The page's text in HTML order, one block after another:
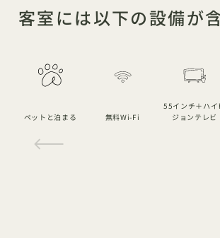
客室には以下の設備が
ペットと泊まる 無料Wi-Fi
55インチ＋ハイ
ジョンテレビ